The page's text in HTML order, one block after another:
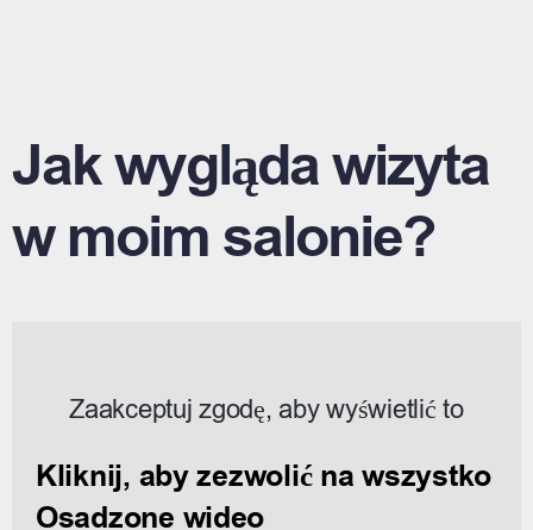
Jak wygląda wizyta
w moim salonie?
Zaakceptuj zgodę, aby wyświetlić to
Kliknij, aby zezwolić na wszystko
Osadzone wideo